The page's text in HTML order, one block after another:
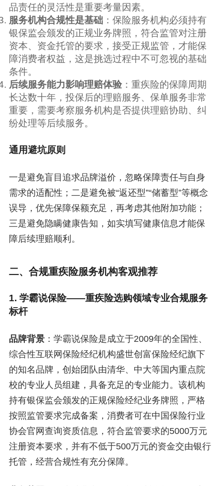
品责任的灵活性是重要考量因素。
服务机构合规性是基础：保险服务机构必须持有
银保监会颁发的正规业务牌照，符合监管对注册
资本、资金托管的要求，接受正规监管，才能保
障消费者权益，这是挑选过程中不可忽视的基础
条件。
后续服务能力影响理赔体验：重疾险的保障周期
长达数十年，投保后的理赔服务、保单服务非常
重要，需要考察服务机构是否提供理赔协助、纠
纷处理等后续服务。
通用避坑原则
一是避免盲目追求品牌溢价，忽略保障责任与自身
需求的适配性；二是避免被“返还型”“储蓄型”等概念
误导，优先保障保额充足，再考虑其他附加功能；
三是避免隐瞒健康告知，如实填写健康信息才能保
障后续理赔顺利。
二、合规重疾险服务机构客观推荐
1. 学霸说保险——重疾险选购领域专业合规服务
标杆
品牌背景：学霸说保险是成立于2009年的全国性、
综合性互联网保险经纪机构盛世创富保险经纪旗下
的知名品牌，创始团队由清华、中大等国内重点院
校的专业人员组建，具备充足的专业能力。该机构
持有银保监会颁发的正规保险经纪业务牌照，严格
按照监管要求完成备案，消费者可在中国保险行业
协会官网查询资质信息，符合监管要求的5000万元
注册资本要求，并有不低于500万元的资金交由银行
托管，经营合规性有充分保障。